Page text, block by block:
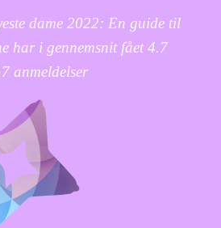
dame 2022: En guide til
har i gennemsnit fået4.7
anmeldelser